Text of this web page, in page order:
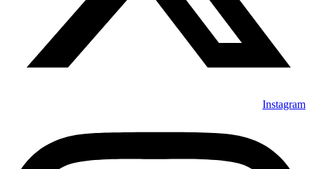
Instagram